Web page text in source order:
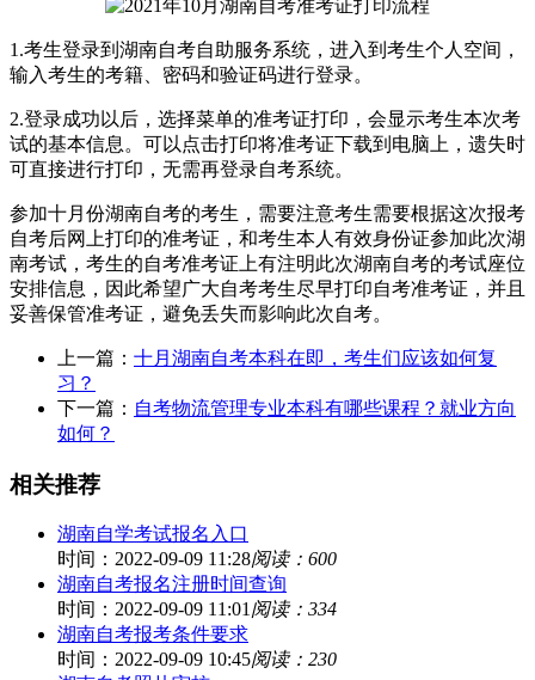
1.考生登录到湖南自考自助服务系统，进入到考生个人空间，
输入考生的考籍、密码和验证码进行登录。
2.登录成功以后，选择菜单的准考证打印，会显示考生本次考
试的基本信息。可以点击打印将准考证下载到电脑上，遗失时
可直接进行打印，无需再登录自考系统。
参加十月份湖南自考的考生，需要注意考生需要根据这次报考
自考后网上打印的准考证，和考生本人有效身份证参加此次湖
南考试，考生的自考准考证上有注明此次湖南自考的考试座位
安排信息，因此希望广大自考考生尽早打印自考准考证，并且
妥善保管准考证，避免丢失而影响此次自考。
上一篇： 十月湖南自考本科在即，考生们应该如何复
习？
下一篇： 自考物流管理专业本科有哪些课程？就业方向
如何？
相关推荐
湖南自学考试报名入口
时间：2022-09-09 11:28阅读：600
湖南自考报名注册时间查询
时间：2022-09-09 11:01 阅读：334
湖南自考报考条件要求
时间：2022-09-09 10:45阅读：230